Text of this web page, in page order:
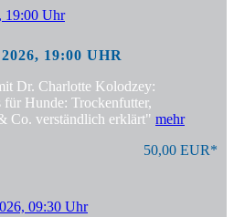
19:00 UHR
Dr. Charlotte Kolodzey:
für Hunde: Trockenfutter,
Co. verständlich erklärt" mehr
50,00 EUR*